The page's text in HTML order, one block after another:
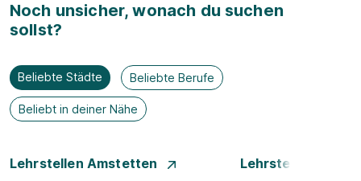
Noch unsicher, wonach du suchen
sollst?
Beliebte Städte Beliebte Berufe
Beliebt in deiner Nähe
Lehrstellen Amstetten
Lehrstellen